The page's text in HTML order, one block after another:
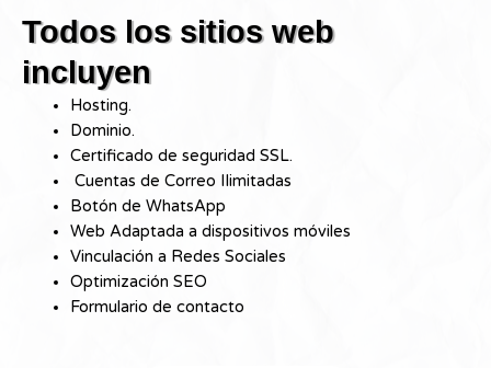
Todos los sitios web
incluyen
Hosting.
Dominio.
Certificado de seguridad SSL.
Cuentas de Correo Ilimitadas
Botón de WhatsApp
Web Adaptada a dispositivos móviles
Vinculación a Redes Sociales
Optimización SEO
Formulario de contacto